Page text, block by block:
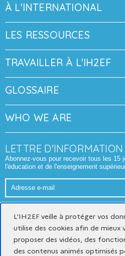
À L'INTERNATIONAL
LES RESSOURCES
TRAVAILLER À L'IH2EF
GLOSSAIRE
WHO WE ARE
LETTRE D'INFORMATION
Abonnez-vous pour recevoir tous les 15
l'éducation et de l'enseignement
Adresse
e-
L'IH2EF veille à protéger vos
utilise des cookies afin de mieux
proposer des vidéos, des
des contenus animés optimisés